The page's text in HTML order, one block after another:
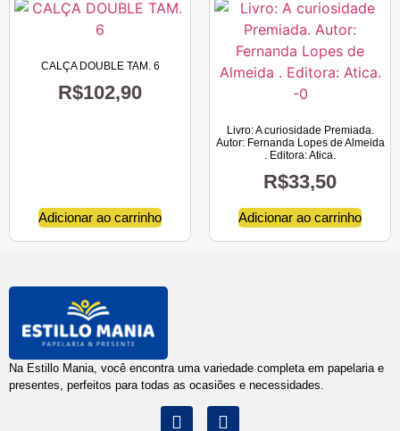
CALÇA DOUBLE TAM. 6
R$102,90
Adicionar ao carrinho
Livro: A curiosidade Premiada.
Autor: Fernanda Lopes de Almeida
. Editora: Atica.
R$33,50
Adicionar ao carrinho
Na Estillo Mania, você encontra uma variedade completa em papelaria e
presentes, perfeitos para todas as ocasiões e necessidades.